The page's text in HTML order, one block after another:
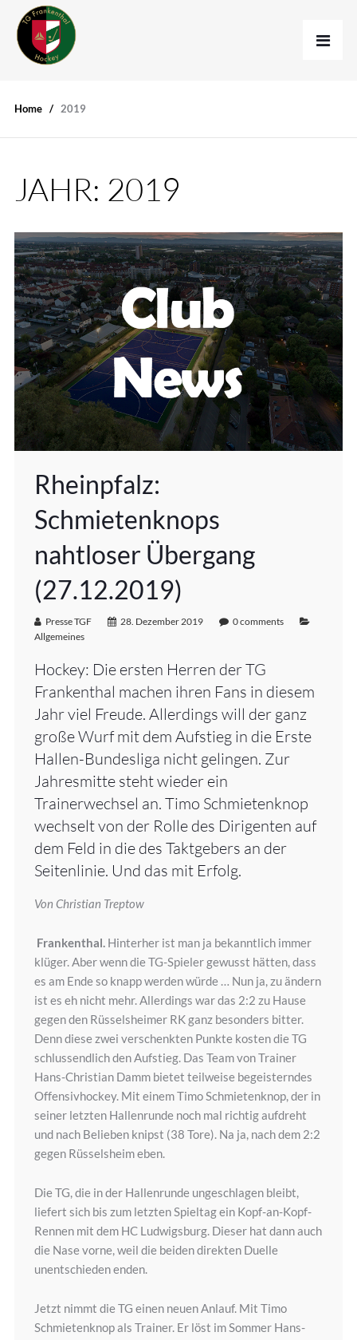
Home 2019
JAHR: 2019
Rheinpfalz:
Schmietenknops
nahtloser Übergang
(27.12.2019)
Presse TGF 28. Dezember 2019
0 comments
Allgemeines
Hockey: Die ersten Herren der TG
Frankenthal machen ihren Fans in diesem
Jahr viel Freude. Allerdings will der ganz
große Wurf mit dem Aufstieg in die Erste
Hallen-Bundesliga nicht gelingen. Zur
Jahresmitte steht wieder ein
Trainerwechsel an. Timo Schmietenknop
wechselt von der Rolle des Dirigenten auf
dem Feld in die des Taktgebers an der
Seitenlinie. Und das mit Erfolg.
Von Christian Treptow
Frankenthal.Hinterher ist man ja bekanntlich immer
klüger. Aber wenn die TG-Spieler gewusst hätten, dass
es am Ende so knapp werden würde … Nun ja, zu ändern
ist es eh nicht mehr. Allerdings war das 2:2 zu Hause
gegen den Rüsselsheimer RK ganz besonders bitter.
Denn diese zwei verschenkten Punkte kosten die TG
schlussendlich den Aufstieg. Das Team von Trainer
Hans-Christian Damm bietet teilweise begeisterndes
Offensivhockey. Mit einem Timo Schmietenknop, der in
seiner letzten Hallenrunde noch mal richtig aufdreht
und nach Belieben knipst (38 Tore). Na ja, nach dem 2:2
gegen Rüsselsheim eben.
Die TG, die in der Hallenrunde ungeschlagen bleibt,
liefert sich bis zum letzten Spieltag ein Kopf-an-Kopf-
Rennen mit dem HC Ludwigsburg. Dieser hat dann auch
die Nase vorne, weil die beiden direkten Duelle
unentschieden enden.
Jetzt nimmt die TG einen neuen Anlauf. Mit Timo
Schmietenknop als Trainer. Er löst im Sommer Hans-